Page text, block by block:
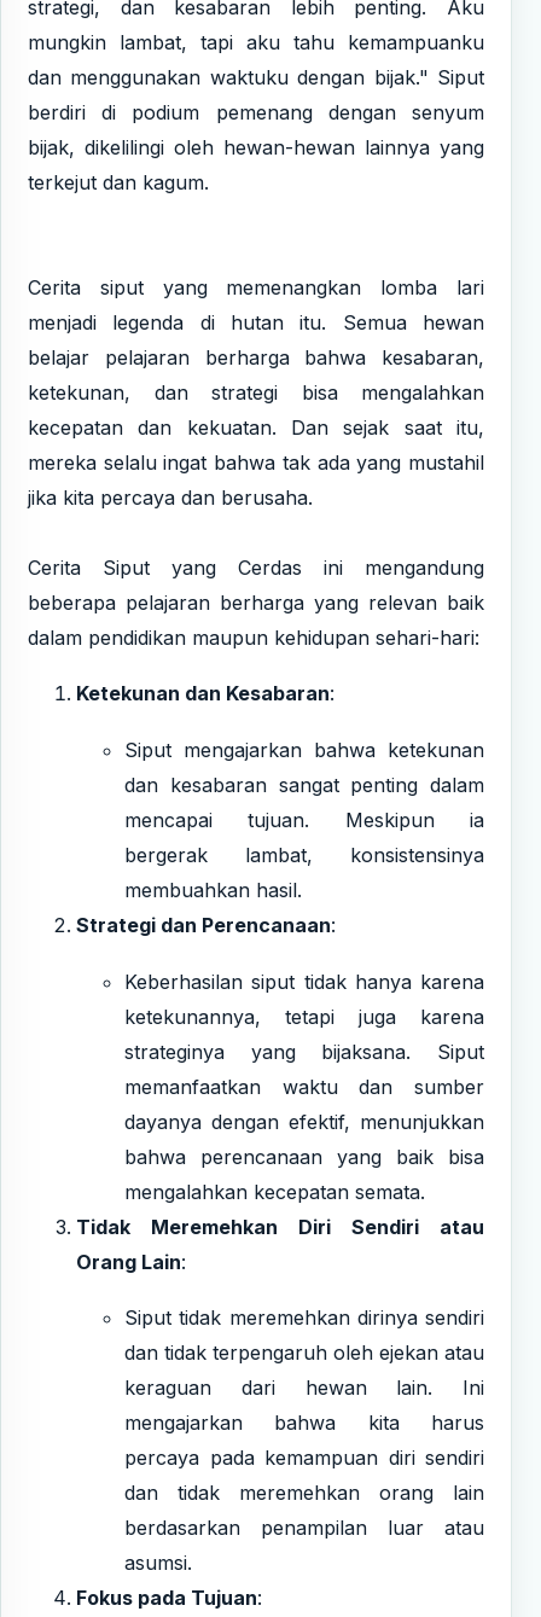
strategi, dan kesabaran lebih penting. Aku
mungkin lambat, tapi aku tahu kemampuanku
dan menggunakan waktuku dengan bijak." Siput
berdiri di podium pemenang dengan senyum
bijak, dikelilingi oleh hewan-hewan lainnya yang
terkejut dan kagum.
Cerita siput yang memenangkan lomba lari
menjadi legenda di hutan itu. Semua hewan
belajar pelajaran berharga bahwa kesabaran,
ketekunan, dan strategi bisa mengalahkan
kecepatan dan kekuatan. Dan sejak saat itu,
mereka selalu ingat bahwa tak ada yang mustahil
jika kita percaya dan berusaha.
Cerita Siput yang Cerdas ini mengandung
beberapa pelajaran berharga yang relevan baik
dalam pendidikan maupun kehidupan sehari-hari:
Ketekunan dan Kesabaran:
Siput mengajarkan bahwa ketekunan
dan kesabaran sangat penting dalam
mencapai tujuan. Meskipun ia
bergerak lambat, konsistensinya
membuahkan hasil.
Strategi dan Perencanaan:
Keberhasilan siput tidak hanya karena
ketekunannya, tetapi juga karena
strateginya yang bijaksana. Siput
memanfaatkan waktu dan sumber
dayanya dengan efektif, menunjukkan
bahwa perencanaan yang baik bisa
mengalahkan kecepatan semata.
Tidak Meremehkan Diri Sendiri atau
Orang Lain:
Siput tidak meremehkan dirinya sendiri
dan tidak terpengaruh oleh ejekan atau
keraguan dari hewan lain. Ini
mengajarkan bahwa kita harus
percaya pada kemampuan diri sendiri
dan tidak meremehkan orang lain
berdasarkan penampilan luar atau
asumsi.
Fokus pada Tujuan: